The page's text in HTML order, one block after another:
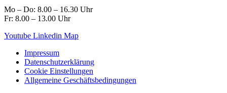
Mo – Do: 8.00 – 16.30 Uhr
Fr: 8.00 – 13.00 Uhr
Youtube Linkedin Map
Impressum
Datenschutzerklärung
Cookie Einstellungen
Allgemeine Geschäftsbedingungen